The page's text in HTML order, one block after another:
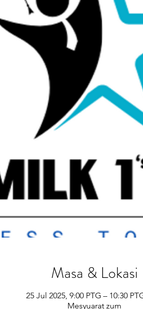
Masa & Lokasi
25 Jul 2025, 9:00 PTG – 10:30
Mesyuarat zum